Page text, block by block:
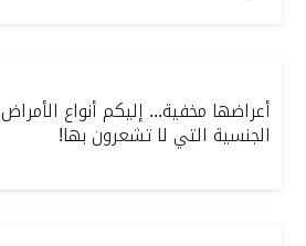
أعراضها مخفية... إليكم أنواع الأمراض
الجنسية التي لا تشعرون بها!